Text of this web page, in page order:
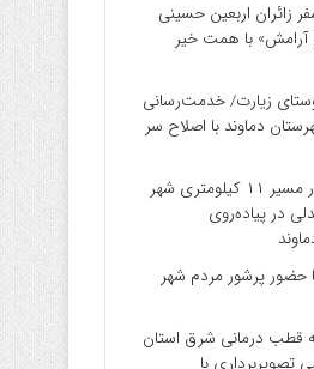
زائران اربعین حسینی
با همت خیر
زیارت/ خدمت‌رسانی
دماوند با اصلاح سر
طنین «لبیک یا حسین(ع)» در مسیر ۱۱ کیلومتری شهر
در پیاده‌روی
حضور پرشور مردم شهر
قطب درمانی شرق استان
با